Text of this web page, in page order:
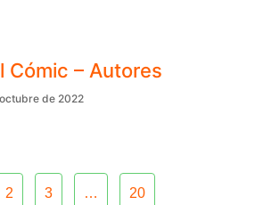
Cómic – Autores
de 2022
2 3 … 20